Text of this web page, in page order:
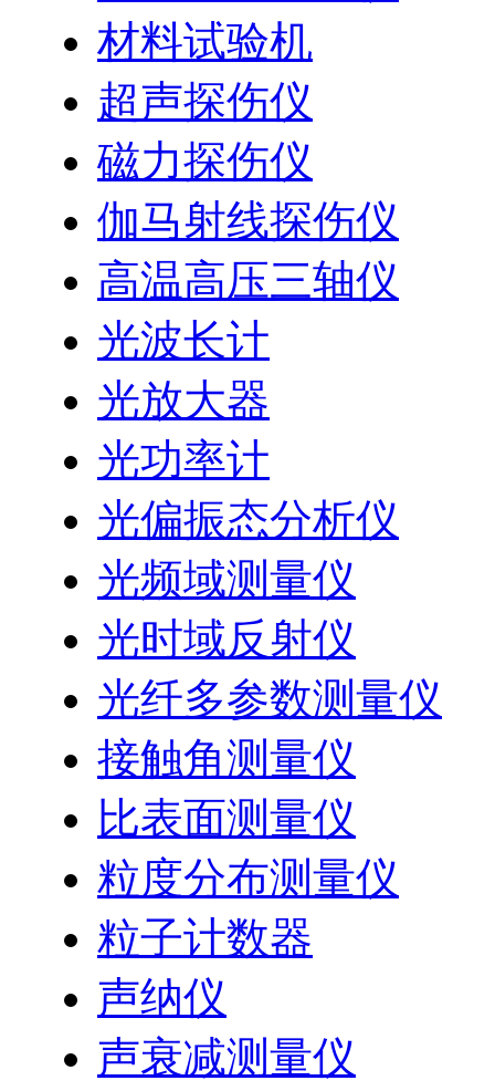
材料试验机
超声探伤仪
磁力探伤仪
伽马射线探伤仪
高温高压三轴仪
光波长计
光放大器
光功率计
光偏振态分析仪
光频域测量仪
光时域反射仪
光纤多参数测量仪
接触角测量仪
比表面测量仪
粒度分布测量仪
粒子计数器
声纳仪
声衰减测量仪